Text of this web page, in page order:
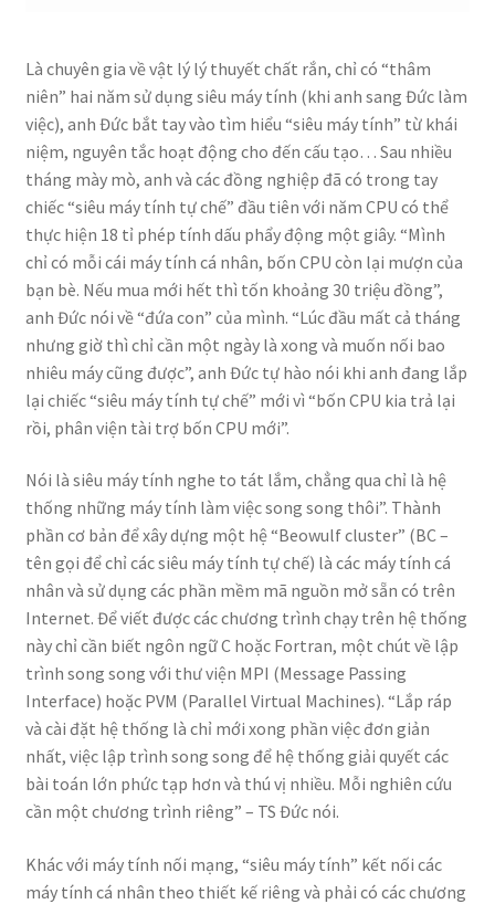
Là chuyên gia về vật lý lý thuyết chất rắn, chỉ có “thâm
niên” hai năm sử dụng siêu máy tính (khi anh sang Đức làm
việc), anh Đức bắt tay vào tìm hiểu “siêu máy tính” từ khái
niệm, nguyên tắc hoạt động cho đến cấu tạo… Sau nhiều
tháng mày mò, anh và các đồng nghiệp đã có trong tay
chiếc “siêu máy tính tự chế” đầu tiên với năm CPU có thể
thực hiện 18 tỉ phép tính dấu phẩy động một giây. “Mình
chỉ có mỗi cái máy tính cá nhân, bốn CPU còn lại mượn của
bạn bè. Nếu mua mới hết thì tốn khoảng 30 triệu đồng”,
anh Đức nói về “đứa con” của mình. “Lúc đầu mất cả tháng
nhưng giờ thì chỉ cần một ngày là xong và muốn nối bao
nhiêu máy cũng được”, anh Đức tự hào nói khi anh đang lắp
lại chiếc “siêu máy tính tự chế” mới vì “bốn CPU kia trả lại
rồi, phân viện tài trợ bốn CPU mới”.
Nói là siêu máy tính nghe to tát lắm, chẳng qua chỉ là hệ
thống những máy tính làm việc song song thôi”. Thành
phần cơ bản để xây dựng một hệ “Beowulf cluster” (BC –
tên gọi để chỉ các siêu máy tính tự chế) là các máy tính cá
nhân và sử dụng các phần mềm mã nguồn mở sẵn có trên
Internet. Để viết được các chương trình chạy trên hệ thống
này chỉ cần biết ngôn ngữ C hoặc Fortran, một chút về lập
trình song song với thư viện MPI (Message Passing
Interface) hoặc PVM (Parallel Virtual Machines). “Lắp ráp
và cài đặt hệ thống là chỉ mới xong phần việc đơn giản
nhất, việc lập trình song song để hệ thống giải quyết các
bài toán lớn phức tạp hơn và thú vị nhiều. Mỗi nghiên cứu
cần một chương trình riêng” – TS Đức nói.
Khác với máy tính nối mạng, “siêu máy tính” kết nối các
máy tính cá nhân theo thiết kế riêng và phải có các chương